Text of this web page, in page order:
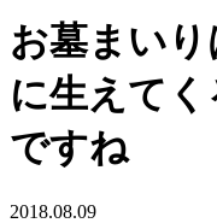
お墓まい
に生えて
ですね
2018.08.09